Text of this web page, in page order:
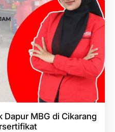
MBG di Cikarang